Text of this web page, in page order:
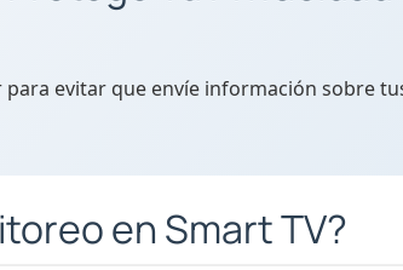
evitar que envíe información sobre
en Smart TV?